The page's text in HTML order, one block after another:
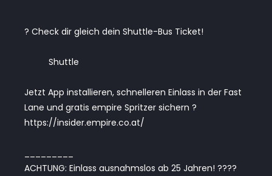
? Check dir gleich dein Shuttle-Bus Ticket!
Shuttle
Jetzt App installieren, schnelleren Einlass in der Fast
Lane und gratis empire Spritzer sichern ?
https://insider.empire.co.at/
ACHTUNG: Einlass ausnahmslos ab 25 Jahren! ????